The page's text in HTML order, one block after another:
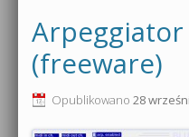
(freeware)
Opublikowano 28